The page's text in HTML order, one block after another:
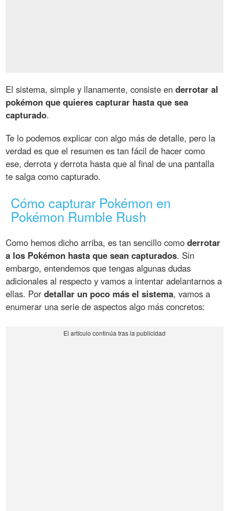
El sistema, simple y llanamente, consiste enderrotar al
pokémon que quieres capturar hasta que sea
capturado.
Te lo podemos explicar con algo más de detalle, pero la
verdad es que el resumen es tan fácil de hacer como
ese, derrota y derrota hasta que al final de una pantalla
te salga como capturado.
Cómo capturar Pokémon en
Pokémon Rumble Rush
Como hemos dicho arriba, es tan sencillo comoderrotar
a los Pokémon hasta que sean capturados. Sin
embargo, entendemos que tengas algunas dudas
adicionales al respecto y vamos a intentar adelantarnos a
ellas. Pordetallar un poco más el sistema, vamos a
enumerar una serie de aspectos algo más concretos: